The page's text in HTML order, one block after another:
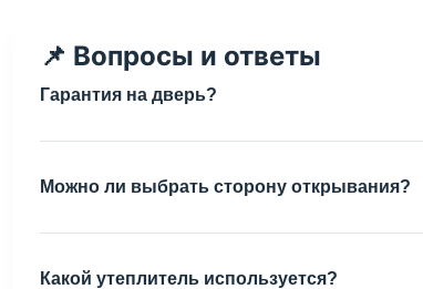
📌 Вопросы и ответы
Гарантия на дверь?
Можно ли выбрать сторону открывания?
Какой утеплитель используется?